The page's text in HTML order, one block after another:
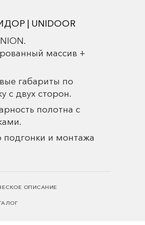
| UNIDOOR
массив +
габариты по
с двух сторон.
полотна с
подгонки и монтажа
ОПИСАНИЕ